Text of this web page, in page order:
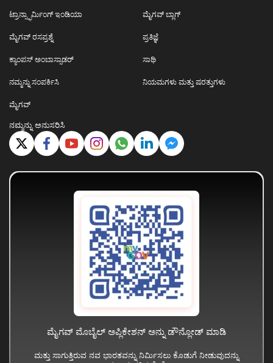
ಟ್ರಾನ್ಸ್ಫಾರ್ಮಿಂಗ್ ಇಂಡಿಯಾ ಮೈಗವ್ ಬ್ಲಾಗ್
ಮೈಗವ್ ರಸಪ್ರಶ್ನೆ ಪ್ರತಿಜ್ಞೆ
ಕ್ಯಾಂಪಸ್ ಅಂಬಾಸ್ಸಾಡರ್ ಸಾಥಿ
ನಮ್ಮನ್ನು ಸಂಪರ್ಕಿಸಿ ನಿಯಮಗಳು ಮತ್ತು ಷರತ್ತುಗಳು
ಮೈಗವ್
ನಮ್ಮನ್ನು ಅನುಸರಿಸಿ
ಮೈಗವ್ ಮೊಬೈಲ್ ಅಪ್ಲಿಕೇಶನ್ ಅನ್ನು ಡೌನ್ಲೋಡ್ ಮಾಡಿ
ಮತ್ತು ಸಾಗುತ್ತಿರುವ ನವ ಭಾರತವನ್ನು ನಿರ್ಮಿಸಲು ಕೊಡುಗೆ ನೀಡುವುದನ್ನು